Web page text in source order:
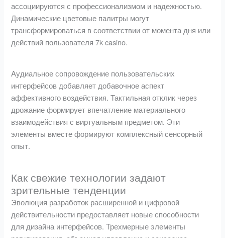
ассоциируются с профессионализмом и надежностью.
Динамические цветовые палитры могут
трансформироваться в соответствии от момента дня или
действий пользователя 7k casino.
Аудиальное сопровождение пользовательских
интерфейсов добавляет добавочное аспект
аффективного воздействия. Тактильная отклик через
дрожание формирует впечатление материального
взаимодействия с виртуальным предметом. Эти
элементы вместе формируют комплексный сенсорный
опыт.
Как свежие технологии задают
зрительные тенденции
Эволюция разработок расширенной и цифровой
действительности предоставляет новые способности
для дизайна интерфейсов. Трехмерные элементы